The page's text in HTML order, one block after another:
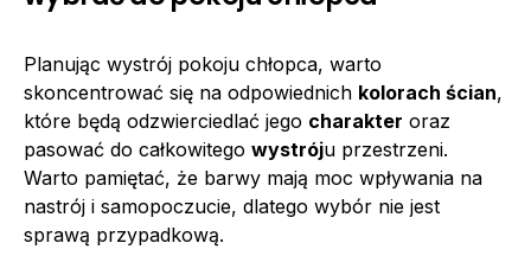
Planując wystrój pokoju chłopca, warto
skoncentrować się na odpowiednich kolorach ścian,
które będą odzwierciedlać jego charakter oraz
pasować do całkowitego wystróju przestrzeni.
Warto pamiętać, że barwy mają moc wpływania na
nastrój i samopoczucie, dlatego wybór nie jest
sprawą przypadkową.